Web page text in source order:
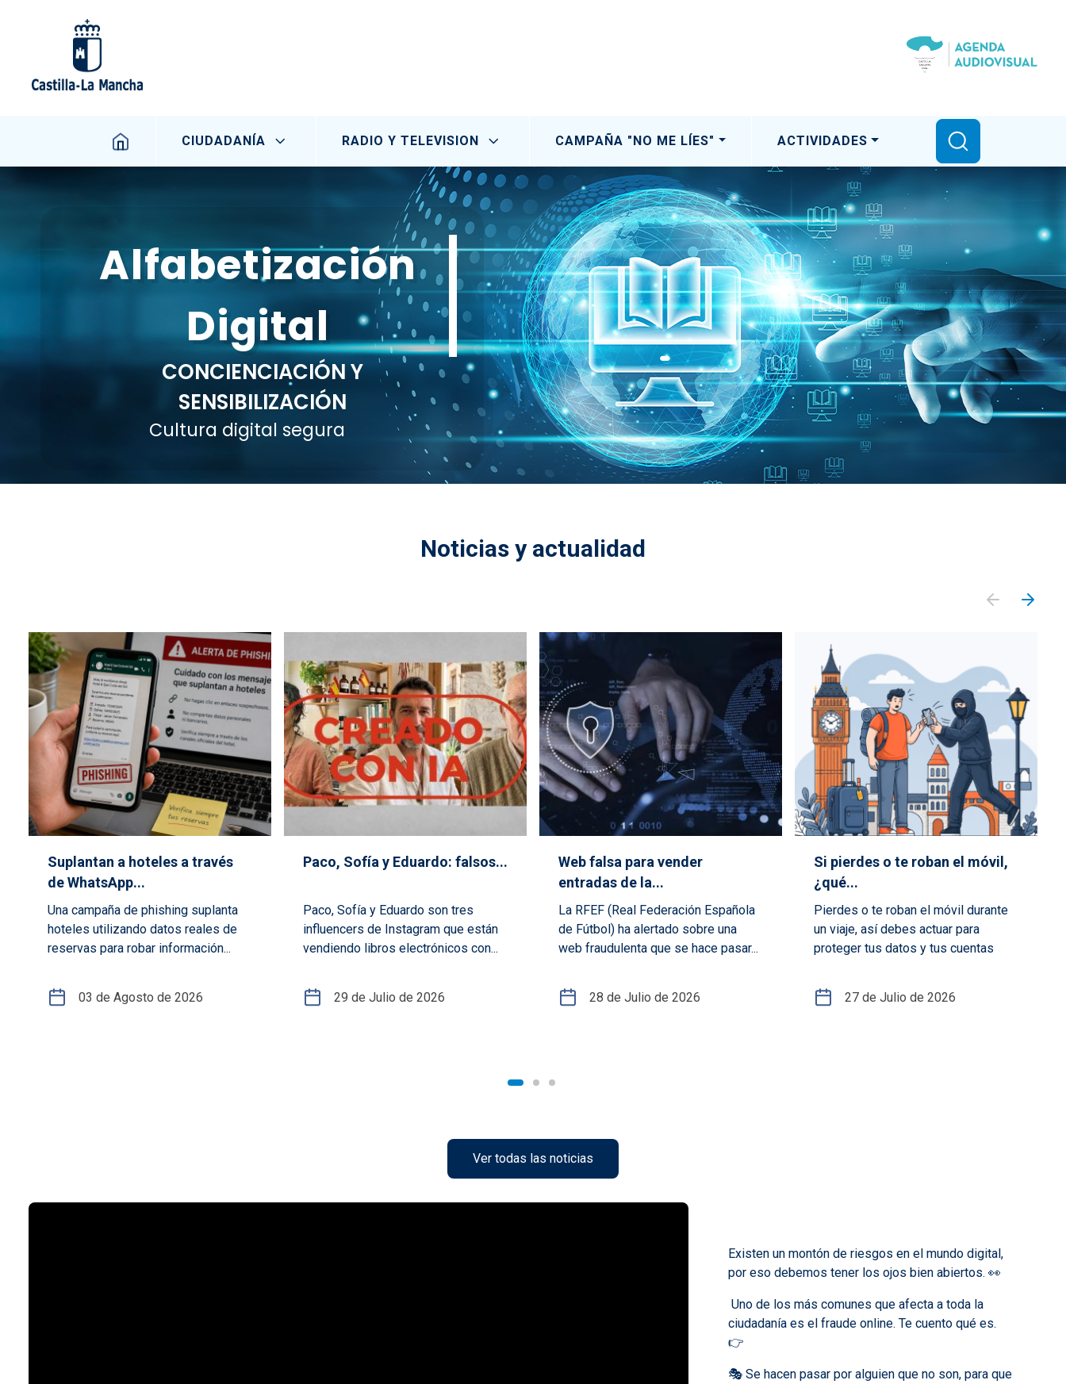
Navegación principal
CIUDADANÍA RADIO Y TELEVISION CAMPAÑA "NO ME LÍES" ACTIVIDADES
Alfabetización
Digital
CONCIENCIACIÓN Y
SENSIBILIZACIÓN
Cultura digital segura
Noticias y actualidad
Suplantan a hoteles a través
de WhatsApp...
Una campaña de phishing suplanta
hoteles utilizando datos reales de
reservas para robar información...
03 de Agosto de 2026
Paco, Sofía y Eduardo: falsos...
Paco, Sofía y Eduardo son tres
influencers de Instagram que están
vendiendo libros electrónicos con...
29 de Julio de 2026
Web falsa para vender
entradas de la...
La RFEF (Real Federación Española
de Fútbol) ha alertado sobre una
web fraudulenta que se hace pasar...
28 de Julio de 2026
Si pierdes o te roban el móvil,
¿qué...
Pierdes o te roban el móvil durante
un viaje, así debes actuar para
proteger tus datos y tus cuentas
27 de Julio de 2026
Ver todas las noticias
Existen un montón de riesgos en el mundo digital,
por eso debemos tener los ojos bien abiertos. 👀
Uno de los más comunes que afecta a toda la
ciudadanía es el fraude online. Te cuento qué es.
👉
🎭 Se hacen pasar por alguien que no son, para que